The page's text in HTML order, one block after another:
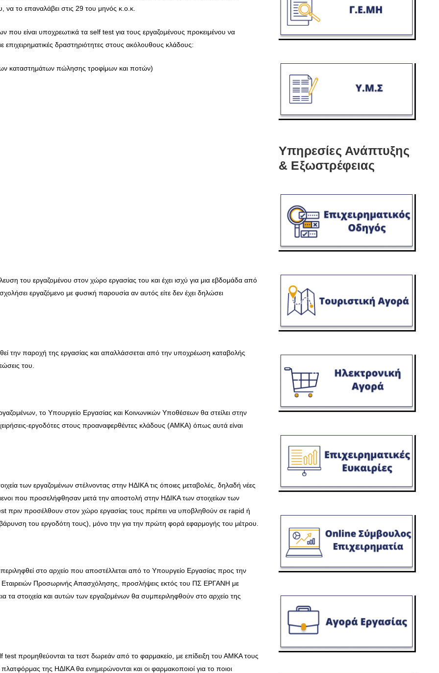
να το επαναλάβει στις 29 του μηνός κ.ο.κ.
που είναι υποχρεωτικά τα self test για τους εργαζομένους προκειμένου να
δραστηριότητες στους ακόλουθους κλάδους:
καταστημάτων πώλησης τροφίμων και ποτών)
του εργαζομένου στον χώρο εργασίας του και έχει ισχύ για μια εβδομάδα από
εργαζόμενο με φυσική παρουσία αν αυτός είτε δεν έχει δηλώσει
την παροχή της εργασίας και απαλλάσσεται από την υποχρέωση καταβολής
του.
το Υπουργείο Εργασίας και Κοινωνικών Υποθέσεων θα στείλει στην
εργοδότες στους προαναφερθέντες κλάδους (ΑΜΚΑ) όπως αυτά είναι
των εργαζομένων στέλνοντας στην ΗΔΙΚΑ τις όποιες μεταβολές, δηλαδή νέες
που προσελήφθησαν μετά την αποστολή στην ΗΔΙΚΑ των στοιχείων των
πριν προσέλθουν στον χώρο εργασίας τους πρέπει να υποβληθούν σε rapid ή
του εργοδότη τους), μόνο την για την πρώτη φορά εφαρμογής του μέτρου.
στο αρχείο που αποστέλλεται από το Υπουργείο Εργασίας προς την
Εταιρειών Προσωρινής Απασχόλησης, προσλήψεις εκτός του ΠΣ ΕΡΓΑΝΗ με
στοιχεία και αυτών των εργαζομένων θα συμπεριληφθούν στο αρχείο της
προμηθεύονται τα τεστ δωρεάν από το φαρμακείο, με επίδειξη του ΑΜΚΑ τους
της ΗΔΙΚΑ θα ενημερώνονται και οι φαρμακοποιοί για το ποιοι
Υπηρεσίες Ανάπτυξης
& Εξωστρέφειας